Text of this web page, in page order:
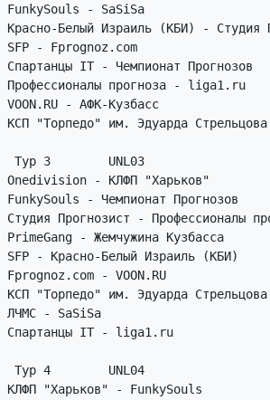
FunkySouls - SaSiSa
Красно-Белый Израиль (КБИ) - Студия
SFP - Fprognoz.com
Спартанцы IT - Чемпионат Прогнозов
Профессионалы прогноза - liga1.ru
VOON.RU - АФК-Кузбасс
КСП "Торпедо" им. Эдуарда
Тур 3        UNL03
Onedivision - КЛФП "Харьков"
FunkySouls - Чемпионат Прогнозов
Студия Прогнозист - Профессионалы
PrimeGang - Жемчужина Кузбасса
SFP - Красно-Белый Израиль (КБИ)
Fprognoz.com - VOON.RU
КСП "Торпедо" им. Эдуарда
ЛЧМС - SaSiSa
Спартанцы IT - liga1.ru
Тур 4        UNL04
КЛФП "Харьков" - FunkySouls